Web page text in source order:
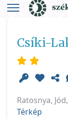
Csíki-
Ratosnya,
Térkép